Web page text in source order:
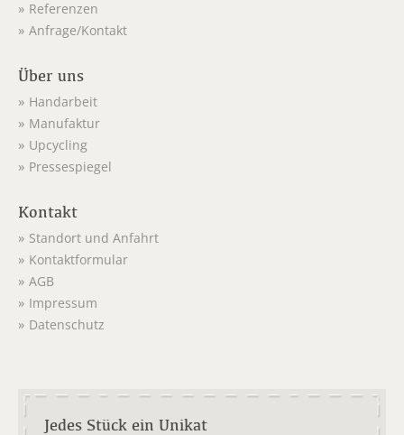
Referenzen
Anfrage/Kontakt
Über uns
Handarbeit
Manufaktur
Upcycling
Pressespiegel
Kontakt
Standort und Anfahrt
Kontaktformular
AGB
Impressum
Datenschutz
Jedes Stück ein Unikat